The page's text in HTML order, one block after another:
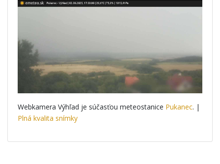
Webkamera Výhľad je súčasťou meteostanice Pukanec. |
Plná kvalita snímky